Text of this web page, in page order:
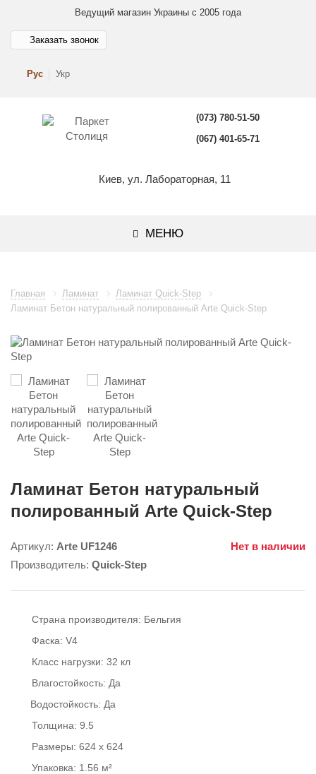
Ведущий магазин Украины с 2005 года
Рус Укр
Заказать звонок
(073) 780-51-50
(067) 401-65-71
Киев, ул. Лабораторная, 11
МЕНЮ
Главная Ламинат
Ламинат Quick-Step
Ламинат Бетон натуральный полированный Arte Quick-Step
Ламинат Бетон натуральный
полированный Arte Quick-Step
Артикул: Arte UF1246
Нет в наличии
Производитель: Quick-Step
Страна производителя: Бельгия
Фаска: V4
Класс нагрузки: 32 кл
Влагостойкость: Да
Водостойкость: Да
Толщина: 9.5
Размеры: 624 x 624
Упаковка: 1.56 м²